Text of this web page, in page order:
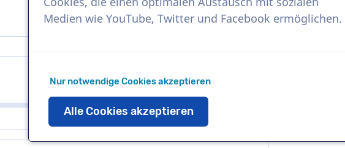
Medien wie YouTube, Twitter und Facebook ermöglichen.
Nur notwendige Cookies akzeptieren
Alle Cookies akzeptieren